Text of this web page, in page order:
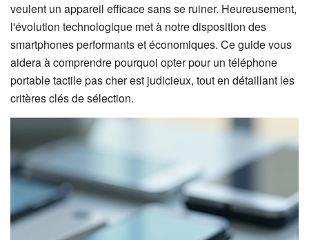
veulent un appareil efficace sans se ruiner. Heureusement,
l'évolution technologique met à notre disposition des
smartphones performants et économiques. Ce guide vous
aidera à comprendre pourquoi opter pour un téléphone
portable tactile pas cher est judicieux, tout en détaillant les
critères clés de sélection.